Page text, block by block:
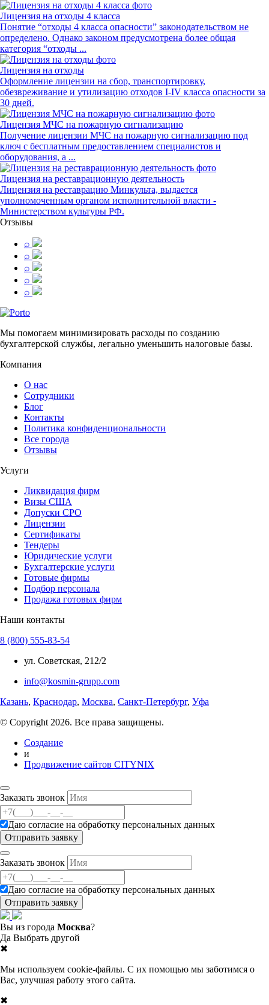
Лицензия на отходы 4 класса
Понятие “отходы 4 класса опасности” законодательством не
определено. Однако законом предусмотрена более общая
категория “отходы ...
Лицензия на отходы
Оформление лицензии на сбор, транспортировку,
обезвреживание и утилизацию отходов I-IV класса опасности за
30 дней.
Лицензия МЧС на пожарную сигнализацию
Получение лицензии МЧС на пожарную сигнализацию под
ключ с бесплатным предоставлением специалистов и
оборудования, а ...
Лицензия на реставрационную деятельность
Лицензия на реставрацию Минкульта, выдается
уполномоченным органом исполнительной власти -
Министерством культуры РФ.
Отзывы
⌕
⌕
⌕
⌕
⌕
Мы помогаем минимизировать расходы по созданию
бухгалтерской службы, легально уменьшить налоговые базы.
Компания
О нас
Сотрудники
Блог
Контакты
Политика конфиденциональности
Все города
Отзывы
Услуги
Ликвидация фирм
Визы США
Допуски СРО
Лицензии
Сертификаты
Тендеры
Юридические услуги
Бухгалтерские услуги
Готовые фирмы
Подбор персонала
Продажа готовых фирм
Наши контакты
8 (800) 555-83-54
ул. Советская, 212/2
info@kosmin-grupp.com
Казань, Краснодар, Москва, Санкт-Петербург, Уфа
© Copyright 2026. Все права защищены.
Создание
и
Продвижение сайтов CITYNIX
Заказать звонок
Даю согласие на обработку персональных данных
Заказать звонок
Даю согласие на обработку персональных данных
Вы из города Москва?
Да Выбрать другой
✖
Мы используем cookie-файлы. С их помощью мы заботимся о
Вас, улучшая работу этого сайта.
✖